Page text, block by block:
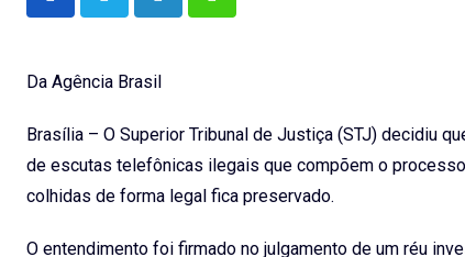
LinkedInWhatsapp
Da Agência Brasil
Brasília – O Superior Tribunal de Justiça (STJ) decidiu
de escutas telefônicas ilegais que compõem o
colhidas de forma legal fica preservado.
O entendimento foi firmado no julgamento de um réu